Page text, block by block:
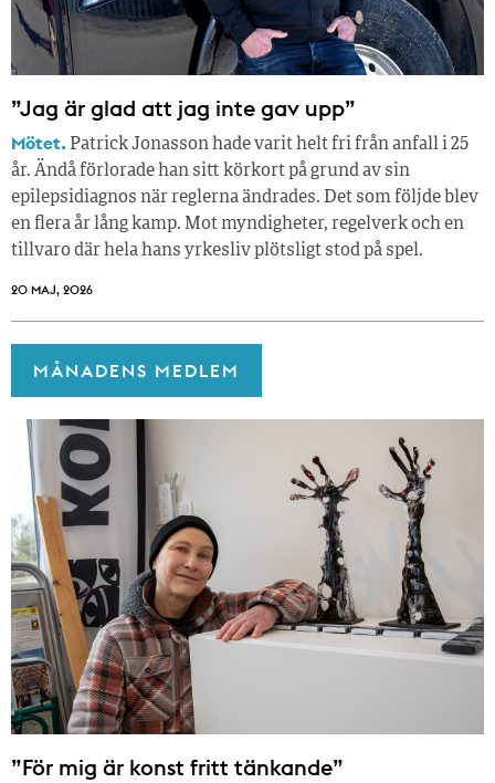
”Jag är glad att jag inte gav upp”
Mötet. Patrick Jonasson hade varit helt fri från anfall i 25
år. Ändå förlorade han sitt körkort på grund av sin
epilepsidiagnos när reglerna ändrades. Det som följde blev
en flera år lång kamp. Mot myndigheter, regelverk och en
tillvaro där hela hans yrkesliv plötsligt stod på spel.
20 MAJ, 2026
MÅNADENS MEDLEM
”För mig är konst fritt tänkande”